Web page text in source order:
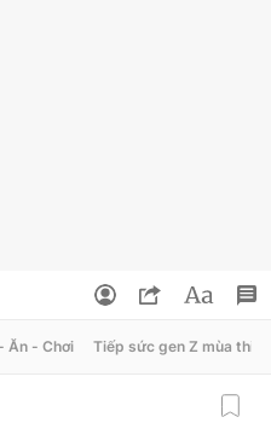
Ăn - Chơi Tiếp sức gen Z mùa thi